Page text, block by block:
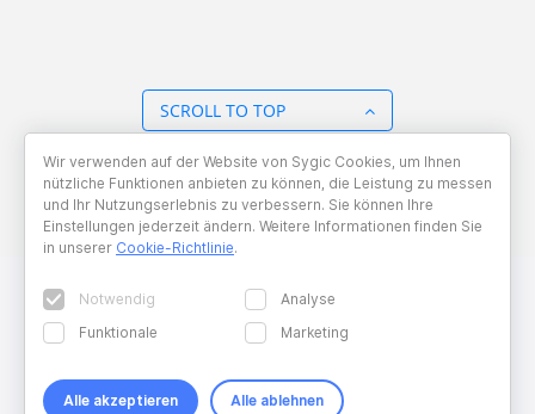
SCROLL TO TOP
BACK TO OVERVIEW
Copyright © 2026 Sygic. All right reserved. Developed by
Wir verwenden auf der Website von Sygic Cookies, um Ihnen
nützliche Funktionen anbieten zu können, die Leistung zu messen
und Ihr Nutzungserlebnis zu verbessern. Sie können Ihre
Einstellungen jederzeit ändern. Weitere Informationen finden Sie
in unserer Cookie-Richtlinie.
Notwendig
Analyse
Funktionale
Marketing
Alle akzeptieren Alle ablehnen